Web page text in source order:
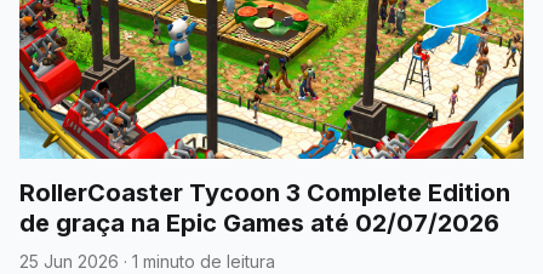
RollerCoaster Tycoon 3 Complete Edition
de graça na Epic Games até 02/07/2026
25 Jun 2026 · 1 minuto de leitura